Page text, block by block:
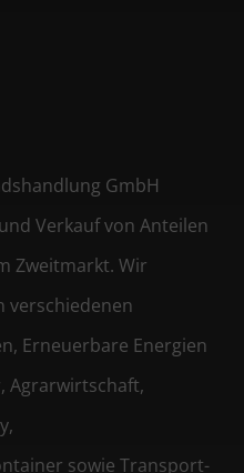
GmbH
Verkauf von Anteilen
Zweitmarkt. Wir
verschiedenen
Erneuerbare Energien
Agrarwirtschaft,
sowie Transport-